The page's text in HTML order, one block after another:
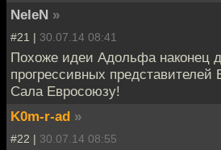
NeleN »
#21 | 30.07.14 08:41
Похоже идеи Адольфа наконец
прогрессивных представителей
Сала Евросоюзу!
K0m-r-ad »
#22 | 30.07.14 08:55